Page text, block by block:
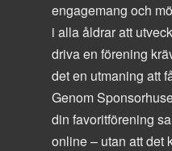
engagemang och
i alla åldrar att
driva en förening
det en utmaning att
Genom
din favoritförening
online – utan att det